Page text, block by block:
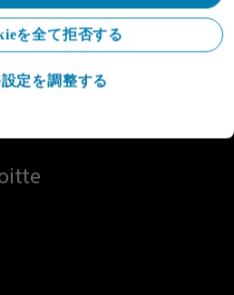
を全て拒否する
定を調整する